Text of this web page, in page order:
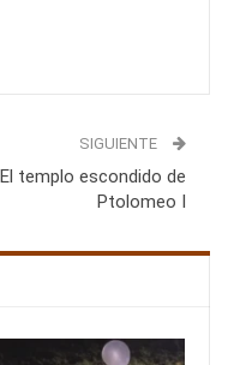
SIGUIENTE
El templo escondido de
Ptolomeo I